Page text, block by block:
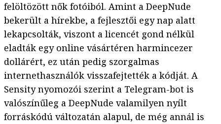
felöltözött nők fotóiból. Amint a DeepNude
bekerült a hírekbe, a fejlesztői egy nap alatt
lekapcsolták, viszont a licencét gond nélkül
eladták egy online vásártéren harmincezer
dollárért, ez után pedig szorgalmas
internethasználók visszafejtették a kódját. A
Sensity nyomozói szerint a Telegram-bot is
valószínűleg a DeepNude valamilyen nyílt
forráskódú változatán alapul, de még annál is